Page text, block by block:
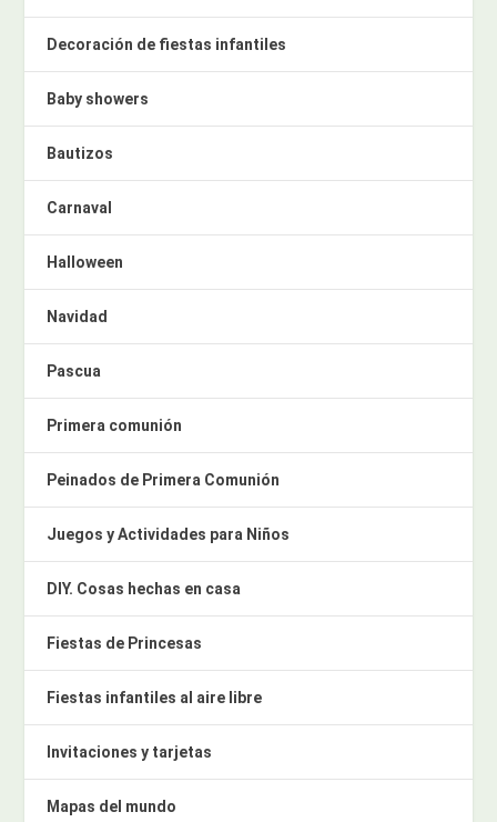
Decoración de fiestas infantiles
Baby showers
Bautizos
Carnaval
Halloween
Navidad
Pascua
Primera comunión
Peinados de Primera Comunión
Juegos y Actividades para Niños
DIY. Cosas hechas en casa
Fiestas de Princesas
Fiestas infantiles al aire libre
Invitaciones y tarjetas
Mapas del mundo